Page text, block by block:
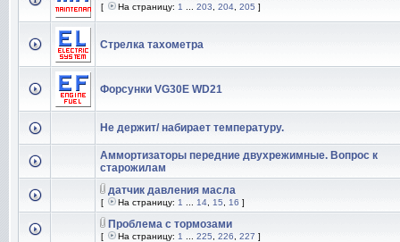
[ На страницу: 1 203 204 205 ]
Стрелка тахометра
Форсунки VG30E WD21
Не держит/ набирает температуру.
Аммортизаторы передние двухрежимные. Вопрос к
старожилам
датчик давления масла
[ На страницу: 1 14 15 16 ]
Проблема с тормозами
[ На страницу: 1 225 226 227 ]